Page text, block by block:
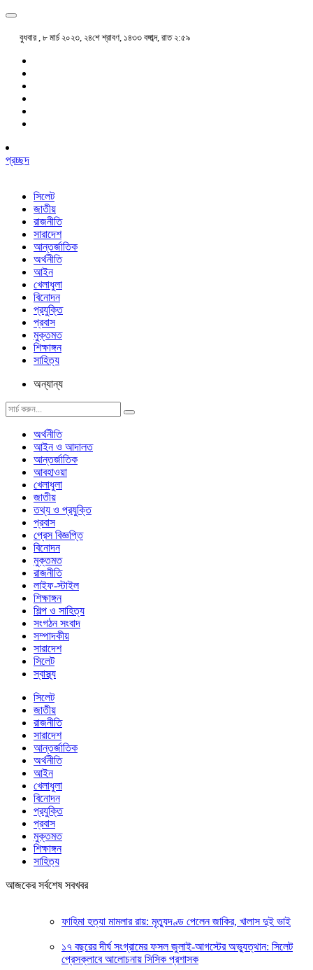
বুধবার , ৮ মার্চ ২০২৩, ২৪শে শ্রাবণ, ১৪৩৩ বঙ্গাব্দ, রাত ২:৫৯
প্রচ্ছদ
সিলেট
জাতীয়
রাজনীতি
সারাদেশ
আন্তর্জাতিক
অর্থনীতি
আইন
খেলাধুলা
বিনোদন
প্রযুক্তি
প্রবাস
মুক্তমত
শিক্ষাঙ্গন
সাহিত্য
অন্যান্য
অর্থনীতি
আইন ও আদালত
আন্তর্জাতিক
আবহাওয়া
খেলাধুলা
জাতীয়
তথ্য ও প্রযুক্তি
প্রবাস
প্রেস বিজ্ঞপ্তি
বিনোদন
মুক্তমত
রাজনীতি
লাইফ-স্টাইল
শিক্ষাঙ্গন
শিল্প ও সাহিত্য
সংগঠন সংবাদ
সম্পাদকীয়
সারাদেশ
সিলেট
স্বাস্থ্য
সিলেট
জাতীয়
রাজনীতি
সারাদেশ
আন্তর্জাতিক
অর্থনীতি
আইন
খেলাধুলা
বিনোদন
প্রযুক্তি
প্রবাস
মুক্তমত
শিক্ষাঙ্গন
সাহিত্য
আজকের সর্বশেষ সবখবর
ফাহিমা হত্যা মামলার রায়: মৃত্যুদণ্ড পেলেন জাকির, খালাস দুই ভাই
১৭ বছরের দীর্ঘ সংগ্রামের ফসল জুলাই-আগস্টের অভ্যুত্থান: সিলেট
প্রেসক্লাবে আলোচনায় সিসিক প্রশাসক